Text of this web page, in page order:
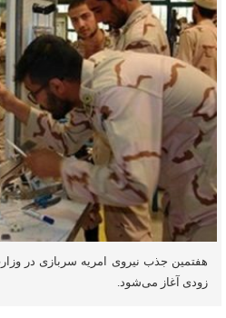
هفتمین جذب نیروی امریه سربازی در
زودی آغاز می‌شود.